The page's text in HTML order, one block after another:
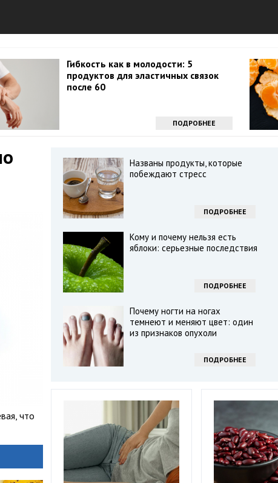
Гибкость как в молодости: 5
продуктов для эластичных связок
после 60
ПОДРОБНЕЕ
что
Названы продукты, которые
побеждают стресс
ПОДРОБНЕЕ
Кому и почему нельзя есть
яблоки: серьезные последствия
ПОДРОБНЕЕ
Почему ногти на ногах
темнеют и меняют цвет: один
из признаков опухоли
ПОДРОБНЕЕ